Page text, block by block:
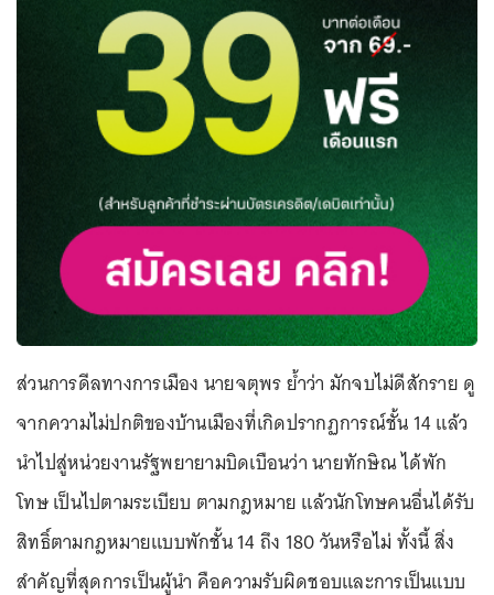
ส่วนการดีลทางการเมือง นายจตุพร ย้ำว่า มักจบไม่ดีสักราย ดู
จากความไม่ปกติของบ้านเมืองที่เกิดปรากฏการณ์ชั้น 14 แล้ว
นำไปสู่หน่วยงานรัฐพยายามบิดเบือนว่า นายทักษิณ ได้พัก
โทษ เป็นไปตามระเบียบ ตามกฎหมาย แล้วนักโทษคนอื่นได้รับ
สิทธิ์ตามกฎหมายแบบพักชั้น 14 ถึง 180 วันหรือไม่ ทั้งนี้ สิ่ง
สำคัญที่สุดการเป็นผู้นำ คือความรับผิดชอบและการเป็นแบบ